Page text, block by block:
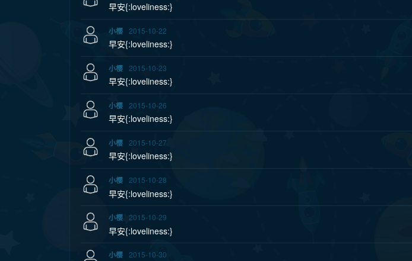
早安{:loveliness:}
小樱 2015-10-22
早安{:loveliness:}
小樱 2015-10-23
早安{:loveliness:}
小樱 2015-10-26
早安{:loveliness:}
小樱 2015-10-27
早安{:loveliness:}
小樱 2015-10-28
早安{:loveliness:}
小樱 2015-10-29
早安{:loveliness:}
小樱 2015-10-30